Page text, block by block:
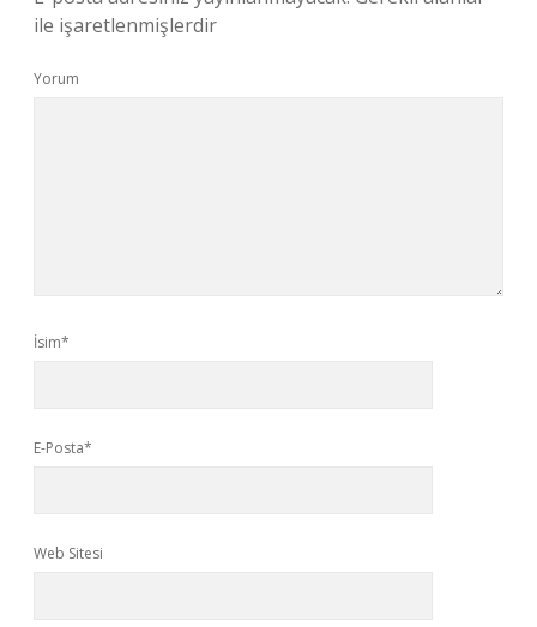
ile işaretlenmişlerdir
Yorum
İsim*
E-Posta*
Web Sitesi